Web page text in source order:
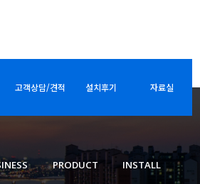
고객상담/견적 설치후기 자료실
PRODUCT INSTALL